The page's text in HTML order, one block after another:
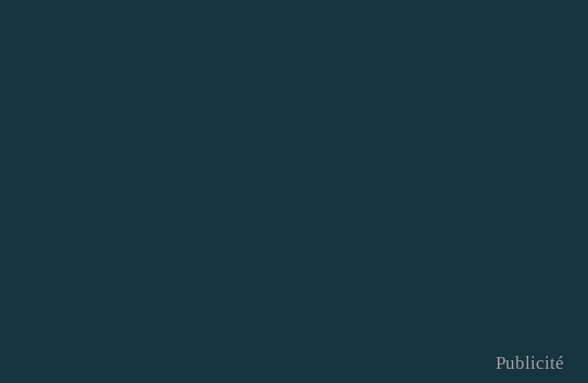
Publicité